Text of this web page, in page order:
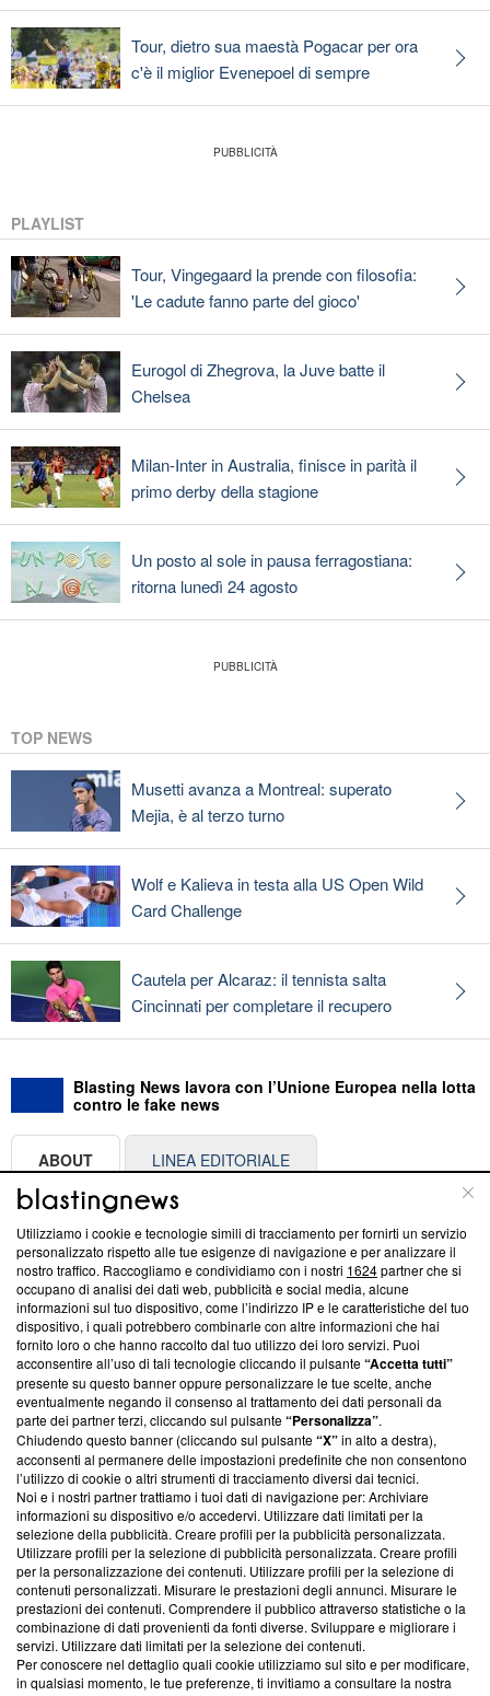
Tour, dietro sua maestà Pogacar per ora
c'è il miglior Evenepoel di sempre
PLAYLIST
Tour, Vingegaard la prende con filosofia:
'Le cadute fanno parte del gioco'
Eurogol di Zhegrova, la Juve batte il
Chelsea
Milan-Inter in Australia, finisce in parità il
primo derby della stagione
Un posto al sole in pausa ferragostiana:
ritorna lunedì 24 agosto
TOP NEWS
Musetti avanza a Montreal: superato
Mejia, è al terzo turno
Wolf e Kalieva in testa alla US Open Wild
Card Challenge
Cautela per Alcaraz: il tennista salta
Cincinnati per completare il recupero
Blasting News lavora con l’Unione Europea nella lotta
contro le fake news
ABOUT LINEA EDITORIALE
Questa sezione offre informazioni trasparenti su Blasting
News, sui nostri processi editoriali e su come ci impegniamo a
creare news di qualità. Inoltre, afferma la nostra aderenza a
‘Trust Project - News with Integrity’Blasting News non è
ancora membro del programma, ma ha richiesto di farne
parte; Trust Project non ha ancora effettuato una verifica di
conformità agli standard.
Su di noi
Team editoriale
Corporate
Redazione
Informativa Privacy
Cookie Policy
Blasting SA, IDI CHE-247.845.224, Via Carlo Frasca, 3 - 6900
Lugano (Svizzera) Tel:+39 0690258937
© 2026 Blasting News
Utilizziamo i cookie e tecnologie simili di tracciamento per fornirti un servizio
personalizzato rispetto alle tue esigenze di navigazione e per analizzare il
nostro traffico. Raccogliamo e condividiamo con i nostri 1624partner che si
occupano di analisi dei dati web, pubblicità e social media, alcune
informazioni sul tuo dispositivo, come l’indirizzo IP e le caratteristiche del tuo
dispositivo, i quali potrebbero combinarle con altre informazioni che hai
fornito loro o che hanno raccolto dal tuo utilizzo dei loro servizi. Puoi
acconsentire all’uso di tali tecnologie cliccando il pulsante“Accetta tutti”
presente su questo banner oppure personalizzare le tue scelte, anche
eventualmente negando il consenso al trattamento dei dati personali da
parte dei partner terzi, cliccando sul pulsante“Personalizza”.
Chiudendo questo banner (cliccando sul pulsante“X”in alto a destra),
acconsenti al permanere delle impostazioni predefinite che non consentono
l’utilizzo di cookie o altri strumenti di tracciamento diversi dai tecnici.
Noi e i nostri partner trattiamo i tuoi dati di navigazione per: Archiviare
informazioni su dispositivo e/o accedervi. Utilizzare dati limitati per la
selezione della pubblicità. Creare profili per la pubblicità personalizzata.
Utilizzare profili per la selezione di pubblicità personalizzata. Creare profili
per la personalizzazione dei contenuti. Utilizzare profili per la selezione di
contenuti personalizzati. Misurare le prestazioni degli annunci. Misurare le
prestazioni dei contenuti. Comprendere il pubblico attraverso statistiche o la
combinazione di dati provenienti da fonti diverse. Sviluppare e migliorare i
servizi. Utilizzare dati limitati per la selezione dei contenuti.
Per conoscere nel dettaglio quali cookie utilizziamo sul sito e per modificare,
in qualsiasi momento, le tue preferenze, ti invitiamo a consultare la nostra